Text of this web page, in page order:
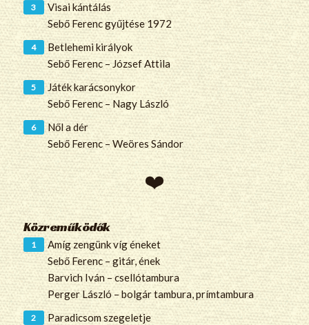
Visai kántálás
Sebő Ferenc gyűjtése 1972
Betlehemi királyok
Sebő Ferenc – József Attila
Játék karácsonykor
Sebő Ferenc – Nagy László
Nől a dér
Sebő Ferenc – Weöres Sándor
Közreműködők
Amíg zengünk víg éneket
Sebő Ferenc – gitár, ének
Barvich Iván – csellótambura
Perger László – bolgár tambura, prímtambura
Paradicsom szegeletje